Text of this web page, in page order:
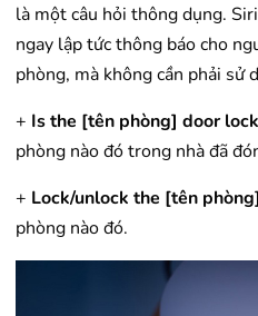
là một câu hỏi thông dụng.
ngay lập tức thông báo cho
phòng, mà không cần phải sử
+ Is the [tên phòng] door
phòng nào đó trong nhà đã
+ Lock/unlock the [tên
phòng nào đó.